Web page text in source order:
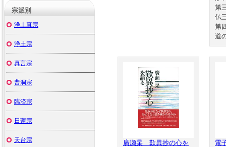
第
仏
第
道
廣瀬杲 歎異抄の心を
電
宗派別
浄土真宗
浄土宗
真言宗
曹洞宗
臨済宗
日蓮宗
天台宗